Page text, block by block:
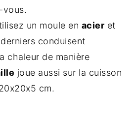
vous.
un moule en acier et
conduisent
chaleur de manière
joue aussi sur la cuisson
cm.